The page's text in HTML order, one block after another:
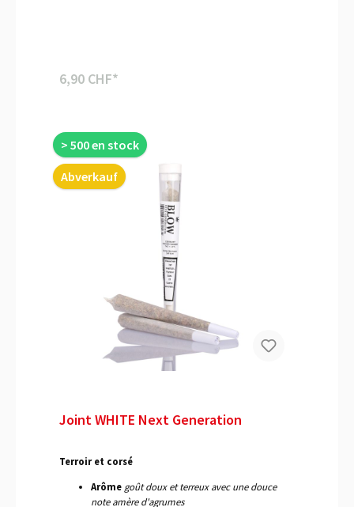
6,90 CHF*
> 500 en stock
Abverkauf
Joint WHITE Next Generation
Terroir et corsé
Arôme goût doux et terreux avec une douce
note amère d'agrumes